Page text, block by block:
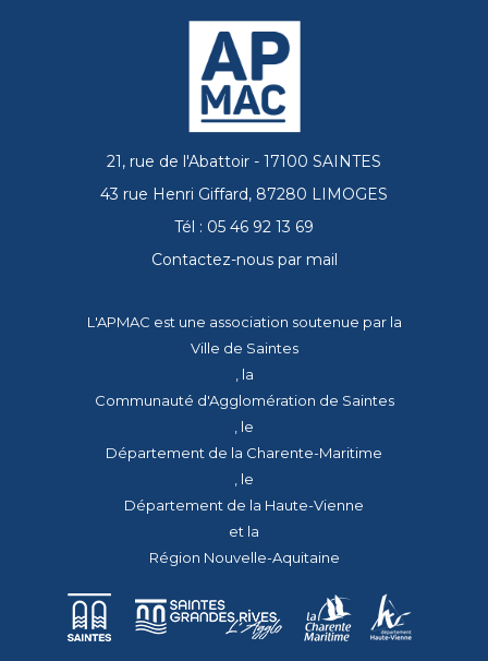
21, rue de l'Abattoir - 17100 SAINTES
43 rue Henri Giffard, 87280 LIMOGES
Tél : 05 46 92 13 69
Contactez-nous par mail
L'APMAC est une association soutenue par la
Ville de Saintes
, la
Communauté d'Agglomération de Saintes
, le
Département de la Charente-Maritime
, le
Département de la Haute-Vienne
et la
Région Nouvelle-Aquitaine